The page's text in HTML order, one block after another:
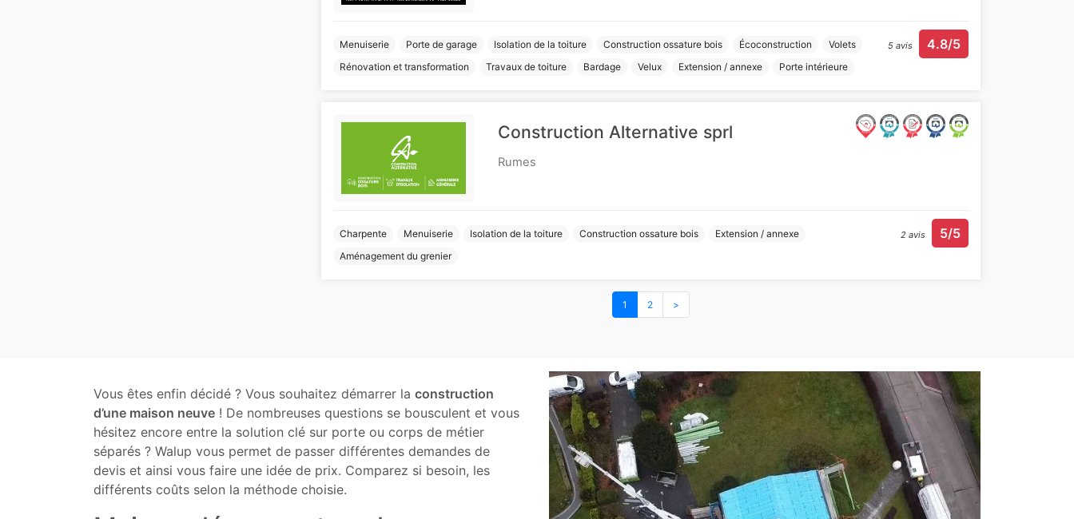
5 avis 4.8/5
Menuiserie Porte de garage Isolation de la toiture Construction ossature bois Écoconstruction
Volets
Rénovation et transformation
Travaux de toiture Bardage Velux Extension / annexe Porte intérieure
Construction Alternative sprl
Rumes
2 avis 5/5
Charpente Menuiserie Isolation de la toiture Construction ossature bois
Extension / annexe
Aménagement du grenier
1 2 >
Vous êtes enfin décidé ? Vous souhaitez démarrer la construction
d’une maison neuve ! De nombreuses questions se bousculent et vous
hésitez encore entre la solution clé sur porte ou corps de métier
séparés ? Walup vous permet de passer différentes demandes de
devis et ainsi vous faire une idée de prix. Comparez si besoin, les
différents coûts selon la méthode choisie.